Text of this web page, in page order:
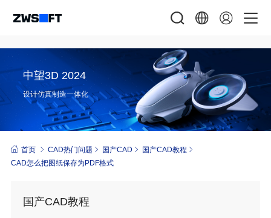
中望3D 2024
设计仿真制造一体化
首页 CAD热门问题 国产CAD
国产CAD教程
CAD怎么把图纸保存为PDF格式
国产CAD教程